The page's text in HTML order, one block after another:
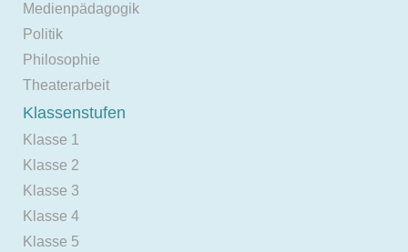
Medienpädagogik
Politik
Philosophie
Theaterarbeit
Klassenstufen
Klasse 1
Klasse 2
Klasse 3
Klasse 4
Klasse 5